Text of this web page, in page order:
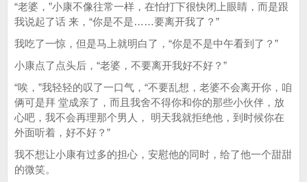
“老婆，”小康不像往常一样，在怕打下很快闭上眼睛，而是跟
我说起了话 来，“你是不是……要离开我了？”
我吃了一惊，但是马上就明白了，“你是不是中午看到了？”
小康点了点头后，“老婆，不要离开我好不好？”
“唉，”我轻轻的叹了一口气，“不要乱想，老婆不会离开你，咱
俩可是拜 堂成亲了，而且我舍不得你和你的那些小伙伴，放
心吧，我不会再理那个男人， 明天我就拒绝他，到时候你在
外面听着，好不好？”
我不想让小康有过多的担心，安慰他的同时，给了他一个甜甜
的微笑。